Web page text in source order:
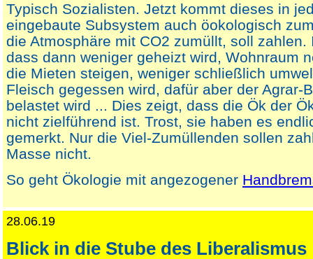
Typisch Sozialisten. Jetzt kommt dieses in
eingebaute Subsystem auch öokologisch
die Atmosphäre mit CO2 zumüllt, soll zahlen.
dass dann weniger geheizt wird, Wohnraum
die Mieten steigen, weniger schließlich
Fleisch gegessen wird, dafür aber der Agrar-
belastet wird ... Dies zeigt, dass die Ök der
nicht zielführend ist. Trost, sie haben es
gemerkt. Nur die Viel-Zumüllenden sollen
Masse nicht.
So geht Ökologie mit angezogener
28.06.19
Blick in die Stube des Liberalismus